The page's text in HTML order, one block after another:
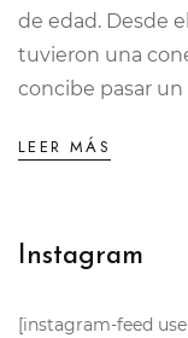
de edad. Desde
tuvieron una
concibe pasar un
LEER MÁS
Instagram
[instagram-feed